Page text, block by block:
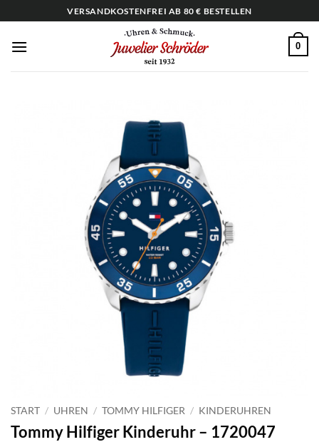
Inhalt
springen
VERSANDKOSTENFREI AB 80 € BESTELLEN
0
START / UHREN / TOMMY HILFIGER / KINDERUHREN
Tommy Hilfiger Kinderuhr – 1720047